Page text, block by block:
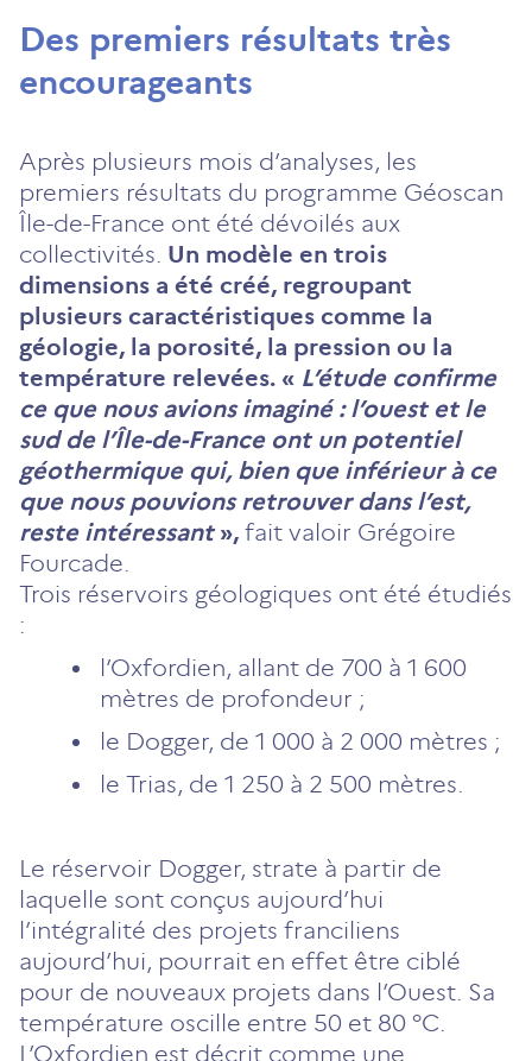
Des premiers résultats très
encourageants
Après plusieurs mois d’analyses, les
premiers résultats du programme Géoscan
Île-de-France ont été dévoilés aux
collectivités. Un modèle en trois
dimensions a été créé, regroupant
plusieurs caractéristiques comme la
géologie, la porosité, la pression ou la
température relevées. « L’étude confirme
ce que nous avions imaginé : l’ouest et le
sud de l’Île-de-France ont un potentiel
géothermique qui, bien que inférieur à ce
que nous pouvions retrouver dans l’est,
reste intéressant», fait valoir Grégoire
Fourcade.
Trois réservoirs géologiques ont été étudiés
:
l’Oxfordien, allant de 700 à 1 600
mètres de profondeur ;
le Dogger, de 1 000 à 2 000 mètres ;
le Trias, de 1 250 à 2 500 mètres.
Le réservoir Dogger, strate à partir de
laquelle sont conçus aujourd’hui
l’intégralité des projets franciliens
aujourd’hui, pourrait en effet être ciblé
pour de nouveaux projets dans l’Ouest. Sa
température oscille entre 50 et 80 °C.
L’Oxfordien est décrit comme une